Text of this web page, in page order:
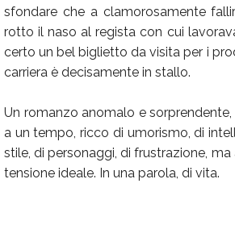
sfondare che a clamorosamente
rotto il naso al regista con cui
certo un bel biglietto da visita per i
carriera è decisamente in stallo.
Un romanzo anomalo e
a un tempo, ricco di umorismo, di
stile, di personaggi, di frustrazione,
tensione ideale. In una parola, di vita.